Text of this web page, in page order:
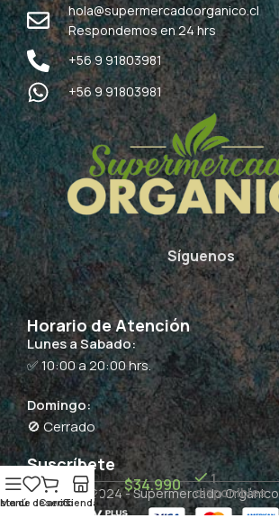
hola@supermercadoorganico.cl
Respondemos en 24 hrs
+56 9 91803981
+56 9 91803981
Síguenos
Horario de Atención
Lunes a Sabado:
✅ 10:00 a 20:00 hrs.
Domingo:
🚫 Cerrado
Suscríbete
Copyright 2024 -Supermercado Orgánico
Menúde deseos
CarritoTienda
VeggiPro
Chocolate
– 600g /
Aquasolar
$34.990
1
disponibles